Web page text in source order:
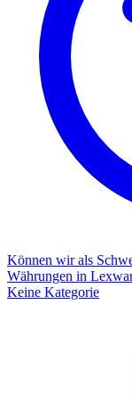
Können wir als
Währungen in
Keine Kategorie